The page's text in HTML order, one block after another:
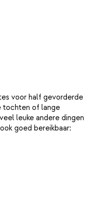
voor half gevorderde
tochten of lange
leuke andere dingen
goed bereikbaar: